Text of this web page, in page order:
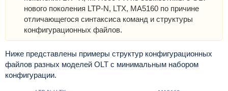
нового поколения LTP-N, LTX, MA5160 по причине
отличающегося синтаксиса команд и структуры
конфигурационных файлов.
Ниже представлены примеры структур конфигурационных
файлов разных моделей OLT с минимальным набором
конфигурации.